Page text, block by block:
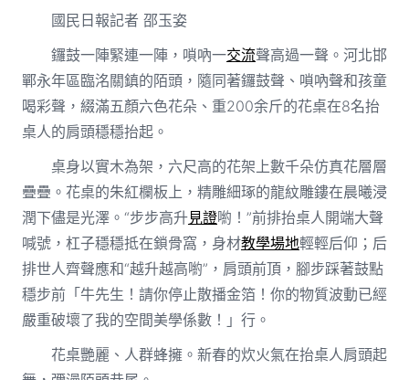
國民日報記者 邵玉姿
鑼鼓一陣緊連一陣，嗩吶一交流聲高過一聲。河北邯
鄲永年區臨洺關鎮的陌頭，隨同著鑼鼓聲、嗩吶聲和孩童
喝彩聲，綴滿五顏六色花朵、重200余斤的花桌在8名抬
桌人的肩頭穩穩抬起。
桌身以實木為架，六尺高的花架上數千朵仿真花層層
疊疊。花桌的朱紅欄板上，精雕細琢的龍紋雕鏤在晨曦浸
潤下儘是光澤。“步步高升見證喲！”前排抬桌人開端大聲
喊號，杠子穩穩抵在鎖骨窩，身材教學場地輕輕后仰；后
排世人齊聲應和“越升越高喲”，肩頭前頂，腳步踩著鼓點
穩步前「牛先生！請你停止散播金箔！你的物質波動已經
嚴重破壞了我的空間美學係數！」行。
花桌艷麗、人群蜂擁。新春的炊火氣在抬桌人肩頭起